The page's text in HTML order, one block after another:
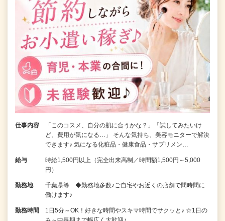
仕事内容
「このコスメ、自分の肌に合うかな？」「試してみたいけ
ど、費用が気になる…」 そんな気持ち、美容モニターで解決
できます♪ 気になる化粧品・健康食品・サプリメン…
給与
時給1,500円以上（完全出来高制／時間額1,500円～5,000
円）
勤務地
千葉県等 ◆勤務地多数♪ご自宅やお近くの店舗で間時間に
働けます♪
勤務時間
1日5分～OK！好きな時間やスキマ時間でサクッと♪ ☆1日の